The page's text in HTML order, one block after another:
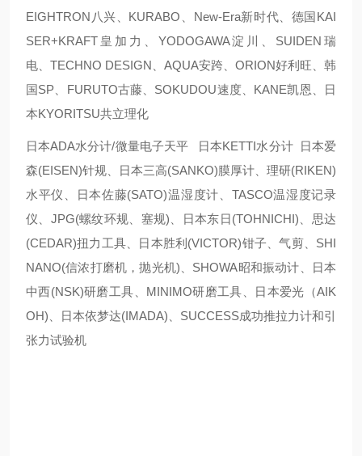
EIGHTRON八兴、KURABO、New-Era新时代、德国KAI
SER+KRAFT皇加力、YODOGAWA淀川、SUIDEN瑞
电、TECHNO DESIGN、AQUA安跨、ORION好利旺、韩
国SP、FURUTO古藤、SOKUDOU速度、KANE凯恩、日
本KYORITSU共立理化
日本ADA水分计/微量电子天平 日本KETTI水分计 日本爱
森(EISEN)针规、日本三高(SANKO)膜厚计、理研(RIKEN)
水平仪、日本佐藤(SATO)温湿度计、TASCO温湿度记录
仪、JPG(螺纹环规、塞规)、日本东日(TOHNICHI)、思达
(CEDAR)扭力工具、日本胜利(VICTOR)钳子、气剪、SHI
NANO(信浓打磨机，抛光机)、SHOWA昭和振动计、日本
中西(NSK)研磨工具、MINIMO研磨工具、日本爱光（AIK
OH)、日本依梦达(IMADA)、SUCCESS成功推拉力计和引
张力试验机